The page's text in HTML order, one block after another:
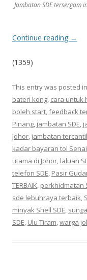
Jambatan SDE tersergam
Continue reading →
(1359)
This entry was posted in
bateri kong, cara untuk
boleh start,feedback
Pinang, jambatan SDE,
Johor, jambatan
kadar bayaran tol
utama di Johor, laluan
telefon SDE, Pasir
TERBAIK, perkhidmatan
sde lebuhraya terbaik,
minyak Shell SDE,
SDE, Ulu Tiram,warga